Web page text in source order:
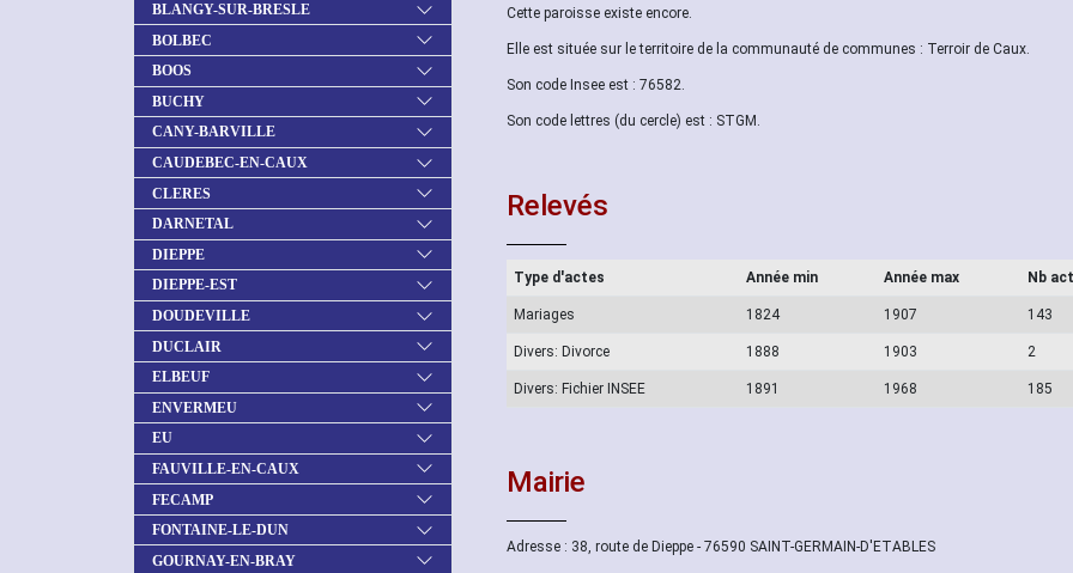
BLANGY-SUR-BRESLE
BOLBEC
BOOS
BUCHY
CANY-BARVILLE
CAUDEBEC-EN-CAUX
CLERES
DARNETAL
DIEPPE
DIEPPE-EST
DOUDEVILLE
DUCLAIR
ELBEUF
ENVERMEU
EU
FAUVILLE-EN-CAUX
FECAMP
FONTAINE-LE-DUN
GOURNAY-EN-BRAY
Cette paroisse existe encore.
Elle est située sur le territoire de la communauté de communes : Terroir de Caux.
Son code Insee est : 76582.
Son code lettres (du cercle) est : STGM.
Relevés
Type d'actes Année min Année max Nb
Mariages 1824 1907 143
Divers: Divorce 1888 1903 2
Divers: Fichier INSEE 1891 1968 185
Mairie
Adresse : 38, route de Dieppe - 76590 SAINT-GERMAIN-D'ETABLES